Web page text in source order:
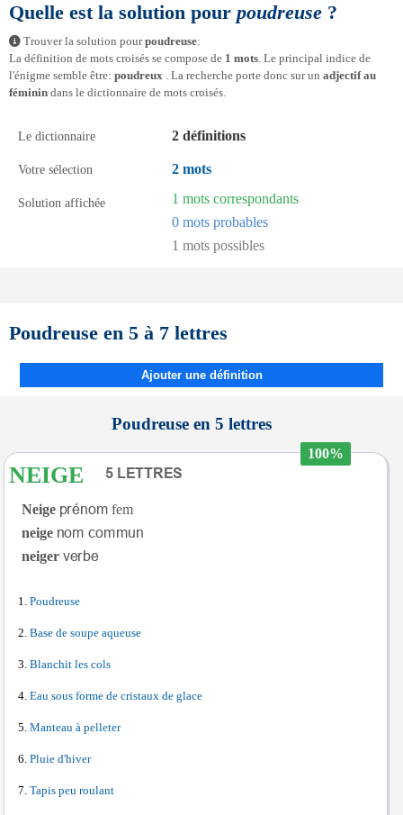
Quelle est la solution pour poudreuse ?
Trouver la solution pourpoudreuse:
La définition de mots croisés se compose de 1 mots. Le principal indice de
l'énigme semble être: poudreux . La recherche porte donc sur un adjectif au
féminin dans le dictionnaire de mots croisés.
Le dictionnaire 2 définitions
Votre sélection 2 mots
Solution affichée
1 mots correspondants
0 mots probables
1 mots possibles
Poudreuse en 5 à 7 lettres
Ajouter une définition
Poudreuse en 5 lettres
100%
NEIGE
Neige
fem
neige
neiger
Poudreuse
Base de soupe aqueuse
Blanchit les cols
Eau sous forme de cristaux de glace
Manteau à pelleter
Pluie d'hiver
Tapis peu roulant